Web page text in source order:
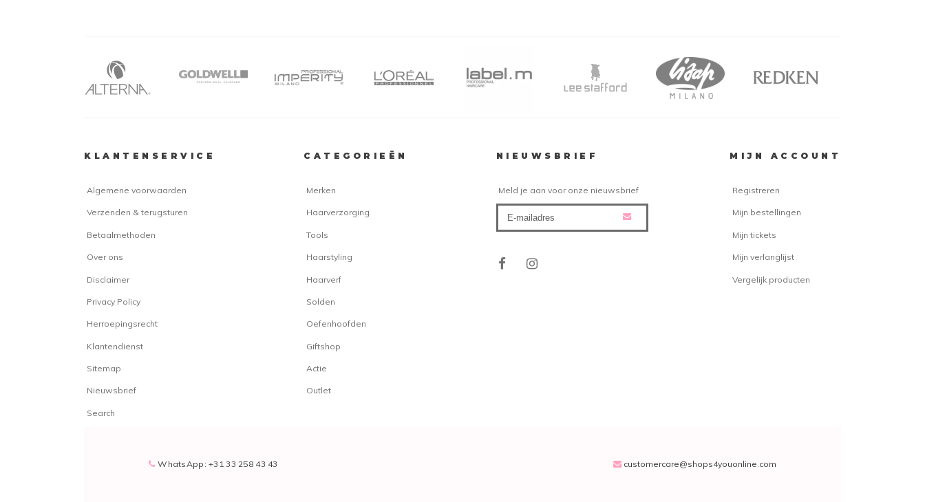
Wahl Magic Clip Snijmes
Wahl Super Micro Snijmes
Wahl Super Trimmer Snijmes
Wahl Collectie
De gehele Wahlcollectie, waaronder de Snijkoppen, is te
veilig en eenvoudig online te bestellen. Natuurlijk tegen de
scherpste prijzen. Houd onze webshop in de gaten voor de
een tevreden klant. Voor vragen over producten of
KLANTENSERVICE
Algemene voorwaarden
Verzenden & terugsturen
Betaalmethoden
Over ons
Disclaimer
Privacy Policy
Herroepingsrecht
Klantendienst
Sitemap
Nieuwsbrief
Search
CATEGORIEËN
Merken
Haarverzorging
Tools
Haarstyling
Haarverf
Solden
Oefenhoofden
Giftshop
Actie
Outlet
NIEUWSBRIEF
Meld je aan voor onze nieuwsbrief
MIJN ACCOUNT
Registreren
Mijn bestellingen
Mijn tickets
Mijn verlanglijst
Vergelijk producten
WhatsApp: +31 33 258 43 43 customercare@shops4youonline.com